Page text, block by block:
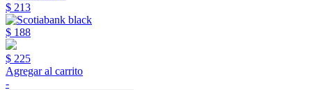
$ 213
$ 188
$ 225
Agregar al carrito
-